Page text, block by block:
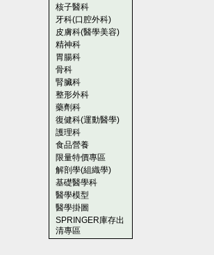
核子醫科
牙科(口腔外科)
皮膚科(醫學美容)
精神科
胃腸科
骨科
腎臟科
整形外科
藥劑科
復健科(運動醫學)
護理科
食品營養
限量特價專區
解剖學(組織學)
基礎醫學科
醫學模型
醫學掛圖
SPRINGER庫存出
清專區